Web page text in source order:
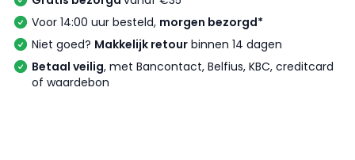
Voor 14:00 uur besteld, morgen bezorgd*
Niet goed? Makkelijk retour binnen 14 dagen
Betaal veilig, met Bancontact, Belfius, KBC, creditcard
of waardebon